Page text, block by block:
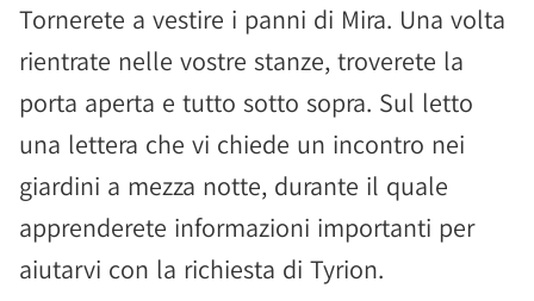
Tornerete a vestire i panni di Mira. Una volta
rientrate nelle vostre stanze, troverete la
porta aperta e tutto sotto sopra. Sul letto
una lettera che vi chiede un incontro nei
giardini a mezza notte, durante il quale
apprenderete informazioni importanti per
aiutarvi con la richiesta di Tyrion.